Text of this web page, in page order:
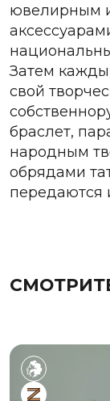
ювелирным
Затем
свой
браслет,
народным
обрядами
передаются